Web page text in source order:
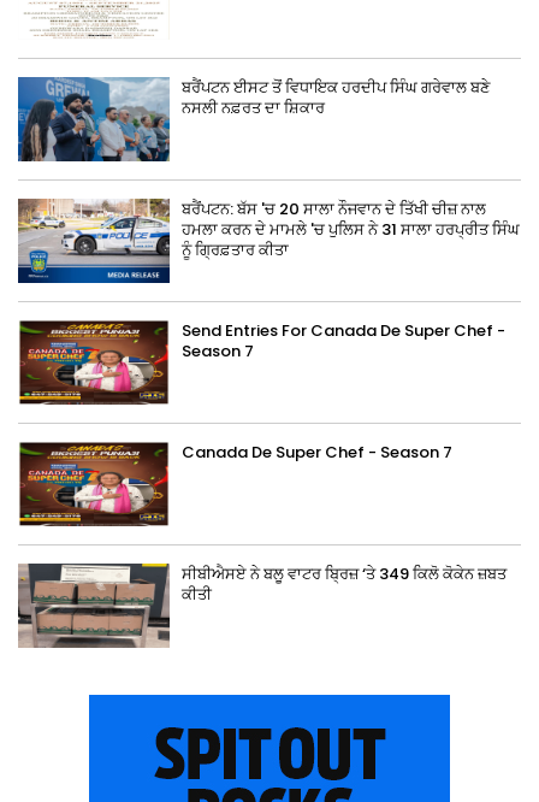
ਬਰੈਂਪਟਨ ਈਸਟ ਤੋਂ ਵਿਧਾਇਕ ਹਰਦੀਪ ਸਿੰਘ ਗਰੇਵਾਲ ਬਣੇ
ਨਸਲੀ ਨਫ਼ਰਤ ਦਾ ਸ਼ਿਕਾਰ
ਬਰੈਂਪਟਨ: ਬੱਸ 'ਚ 20 ਸਾਲਾ ਨੌਜਵਾਨ ਦੇ ਤਿੱਖੀ ਚੀਜ਼ ਨਾਲ
ਹਮਲਾ ਕਰਨ ਦੇ ਮਾਮਲੇ 'ਚ ਪੁਲਿਸ ਨੇ 31 ਸਾਲਾ ਹਰਪ੍ਰੀਤ ਸਿੰਘ
ਨੂੰ ਗ੍ਰਿਫ਼ਤਾਰ ਕੀਤਾ
Send Entries For Canada De Super Chef -
Season 7
Canada De Super Chef - Season 7
ਸੀਬੀਐਸਏ ਨੇ ਬਲੂ ਵਾਟਰ ਬ੍ਰਿਜ਼ ‘ਤੇ 349 ਕਿਲੋ ਕੋਕੇਨ ਜ਼ਬਤ
ਕੀਤੀ